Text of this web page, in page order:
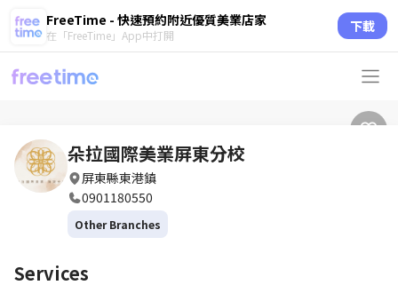
FreeTime - 快速預約附近優質美業店家
在「FreeTime」App中打開 下載
朵拉國際美業屏東分校
屏東縣東港鎮
0901180550
Other Branches
Services